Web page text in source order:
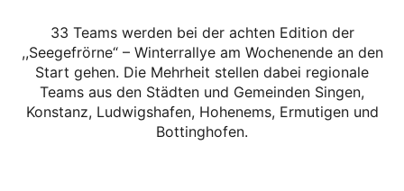
33 Teams werden bei der achten Edition der
,,Seegefrörne“ – Winterrallye am Wochenende an den
Start gehen. Die Mehrheit stellen dabei regionale
Teams aus den Städten und Gemeinden Singen,
Konstanz, Ludwigshafen, Hohenems, Ermutigen und
Bottinghofen.